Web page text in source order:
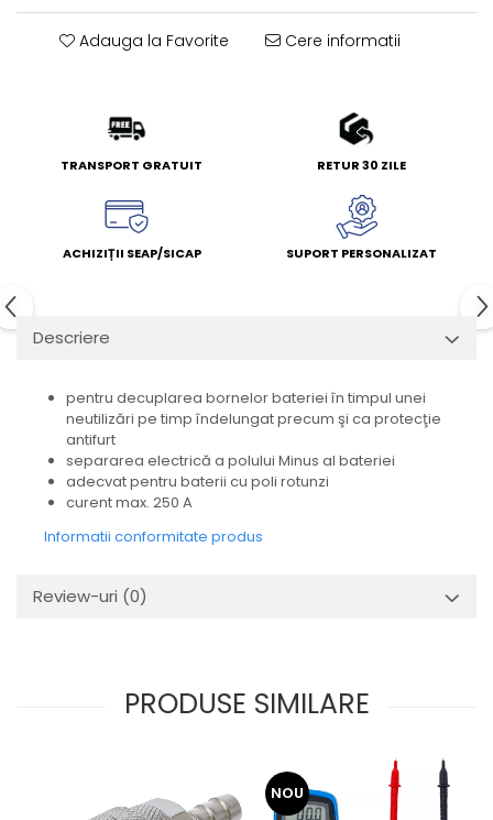
Adauga la Favorite Cere informatii
TRANSPORT GRATUIT RETUR 30 ZILE
ACHIZIȚII SEAP/SICAP SUPORT PERSONALIZAT
Descriere
pentru decuplarea bornelor bateriei în timpul unei
neutilizări pe timp îndelungat precum şi ca protecţie
antifurt
separarea electrică a polului Minus al bateriei
adecvat pentru baterii cu poli rotunzi
curent max. 250 A
Informatii conformitate produs
Review-uri (0)
PRODUSE SIMILARE
NOU